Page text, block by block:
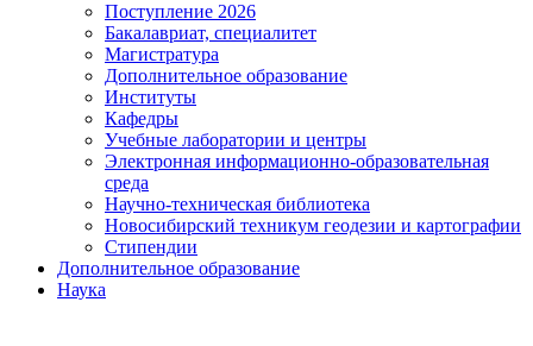
Поступление 2026
Бакалавриат, специалитет
Магистратура
Дополнительное образование
Институты
Кафедры
Учебные лаборатории и центры
Электронная информационно-образовательная
среда
Научно-техническая библиотека
Новосибирский техникум геодезии и картографии
Стипендии
Дополнительное образование
Наука